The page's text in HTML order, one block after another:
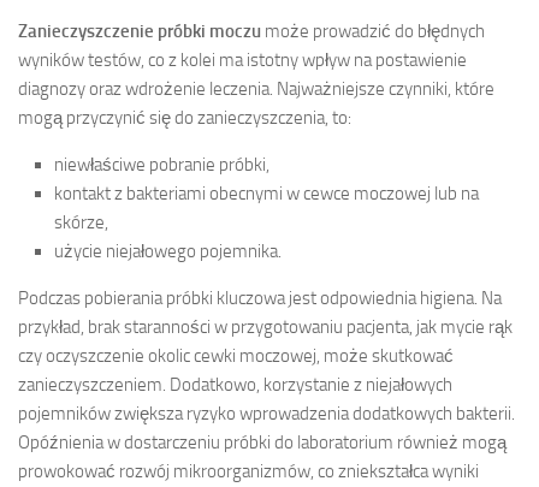
Zanieczyszczenie próbki moczu może prowadzić do błędnych
wyników testów, co z kolei ma istotny wpływ na postawienie
diagnozy oraz wdrożenie leczenia. Najważniejsze czynniki, które
mogą przyczynić się do zanieczyszczenia, to:
niewłaściwe pobranie próbki,
kontakt z bakteriami obecnymi w cewce moczowej lub na
skórze,
użycie niejałowego pojemnika.
Podczas pobierania próbki kluczowa jest odpowiednia higiena. Na
przykład, brak staranności w przygotowaniu pacjenta, jak mycie rąk
czy oczyszczenie okolic cewki moczowej, może skutkować
zanieczyszczeniem. Dodatkowo, korzystanie z niejałowych
pojemników zwiększa ryzyko wprowadzenia dodatkowych bakterii.
Opóźnienia w dostarczeniu próbki do laboratorium również mogą
prowokować rozwój mikroorganizmów, co zniekształca wyniki